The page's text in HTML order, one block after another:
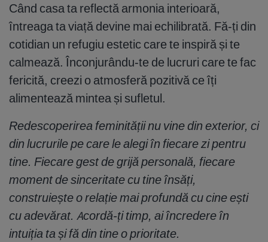
Când casa ta reflectă armonia interioară,
întreaga ta viață devine mai echilibrată. Fă-ți din
cotidian un refugiu estetic care te inspiră și te
calmează. Înconjurându-te de lucruri care te fac
fericită, creezi o atmosferă pozitivă ce îți
alimentează mintea și sufletul.
Redescoperirea feminității nu vine din exterior, ci
din lucrurile pe care le alegi în fiecare zi pentru
tine. Fiecare gest de grijă personală, fiecare
moment de sinceritate cu tine însăți,
construiește o relație mai profundă cu cine ești
cu adevărat. Acordă-ți timp, ai încredere în
intuiția ta și fă din tine o prioritate.